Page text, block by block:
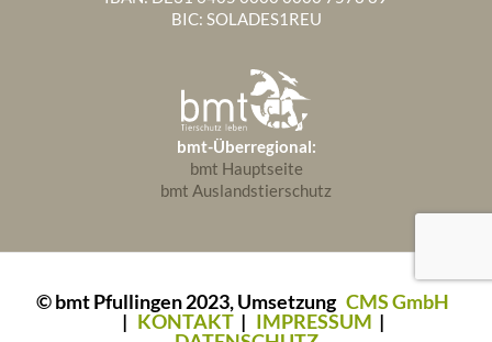
BIC: SOLADES1REU
bmt-Überregional:
bmt Hauptseite
bmt Auslandstierschutz
© bmt Pfullingen 2023, Umsetzung CMS GmbH
| KONTAKT | IMPRESSUM |